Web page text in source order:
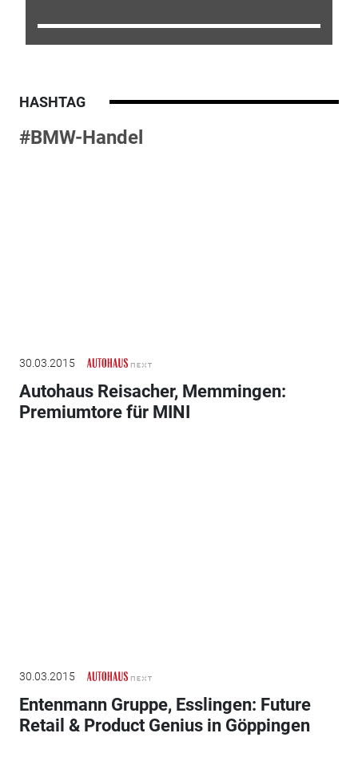
HASHTAG
#BMW-Handel
30.03.2015
Autohaus Reisacher, Memmingen:
Premiumtore für MINI
30.03.2015
Entenmann Gruppe, Esslingen: Future
Retail & Product Genius in Göppingen